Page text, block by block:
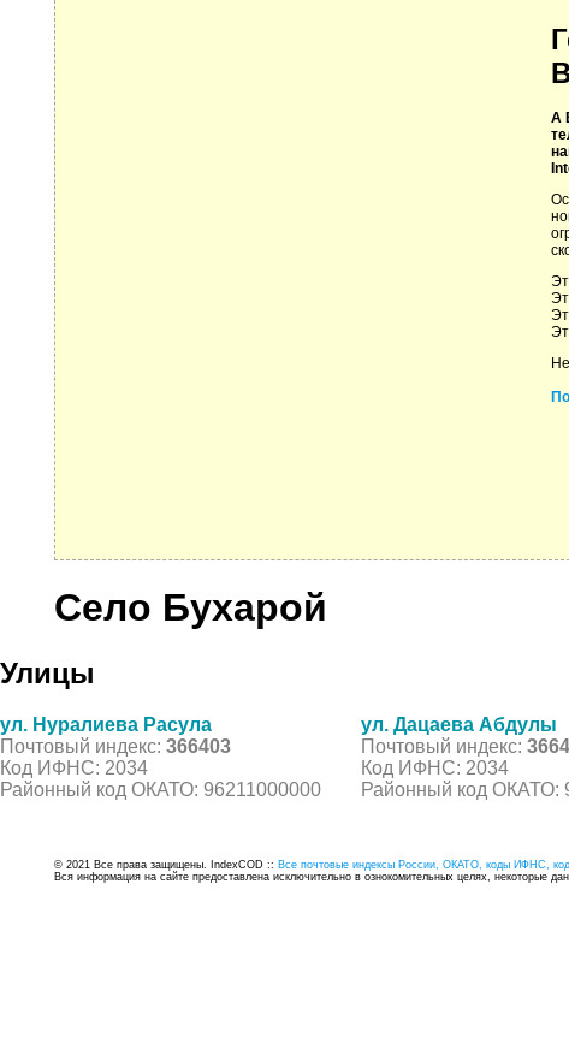
А
Село Бухарой
Улицы
ул. Нуралиева Расула
Почтовый индекс: 366403
Код ИФНС: 2034
Районный код ОКАТО: 96211000000
ул. Дацаева Абдулы
Почтовый индекс:
Код ИФНС: 2034
Районный код ОКАТО:
© 2021 Все права защищены. IndexCOD :: Все почтовые индексы России, ОКАТО, коды ИФНС,
Вся информация на сайте предоставлена исключительно в ознокомительных целях, некоторые